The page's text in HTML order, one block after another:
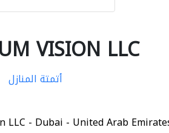
VISION LLC
أتمتة المنازل
LLC - Dubai - United Arab